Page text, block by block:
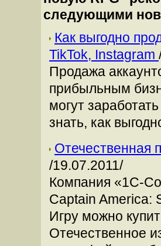
следующими
Как выгодно
TikTok, Instagram
Продажа
прибыльным
могут
знать, как
Отечественная
/19.07.2011/
Компания «1С-
Captain America:
Игру можно
Отечественное